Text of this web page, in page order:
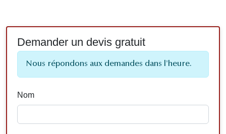
Demander un devis gratuit
Nous répondons aux demandes dans l'heure.
Nom